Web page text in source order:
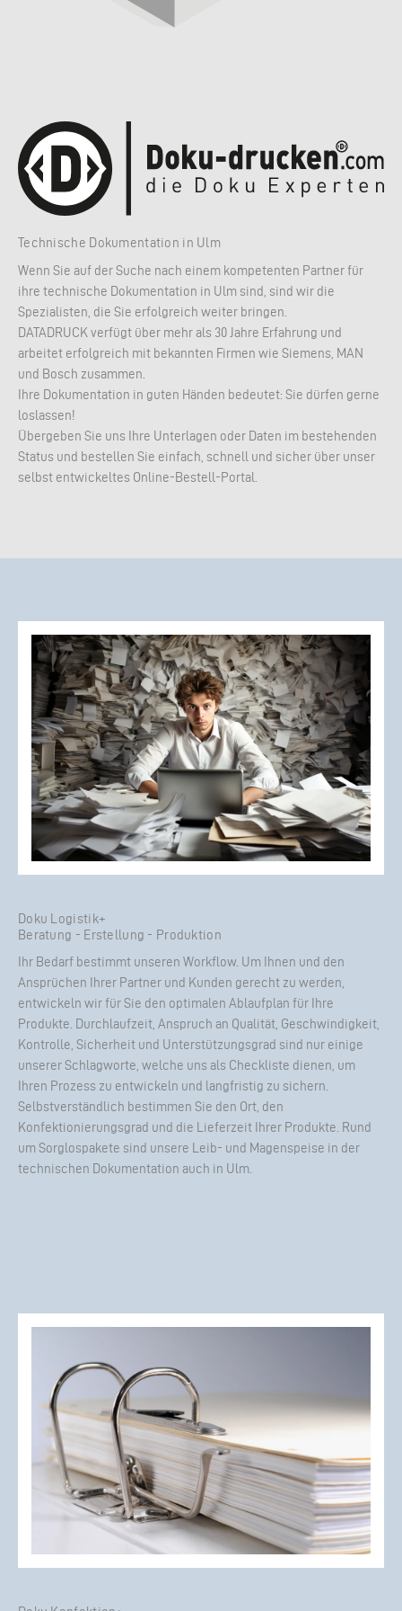
Technische Dokumentation in Ulm
Wenn Sie auf der Suche nach einem kompetenten Partner für
ihre technische Dokumentation in Ulm sind, sind wir die
Spezialisten, die Sie erfolgreich weiter bringen.
DATADRUCK verfügt über mehr als 30 Jahre Erfahrung und
arbeitet erfolgreich mit bekannten Firmen wie Siemens, MAN
und Bosch zusammen.
Ihre Dokumentation in guten Händen bedeutet: Sie dürfen gerne
loslassen!
Übergeben Sie uns Ihre Unterlagen oder Daten im bestehenden
Status und bestellen Sie einfach, schnell und sicher über unser
selbst entwickeltes Online-Bestell-Portal.
Doku Logistik+
Beratung - Erstellung - Produktion
Ihr Bedarf bestimmt unseren Workflow. Um Ihnen und den
Ansprüchen Ihrer Partner und Kunden gerecht zu werden,
entwickeln wir für Sie den optimalen Ablaufplan für Ihre
Produkte. Durchlaufzeit, Anspruch an Qualität, Geschwindigkeit,
Kontrolle, Sicherheit und Unterstützungsgrad sind nur einige
unserer Schlagworte, welche uns als Checkliste dienen, um
Ihren Prozess zu entwickeln und langfristig zu sichern.
Selbstverständlich bestimmen Sie den Ort, den
Konfektionierungsgrad und die Lieferzeit Ihrer Produkte. Rund
um Sorglospakete sind unsere Leib- und Magenspeise in der
technischen Dokumentation auch in Ulm.